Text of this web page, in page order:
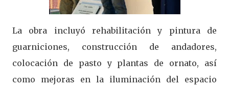
La obra incluyó rehabilitación y pintura de
guarniciones, construcción de andadores,
colocación de pasto y plantas de ornato, así
como mejoras en la iluminación del espacio